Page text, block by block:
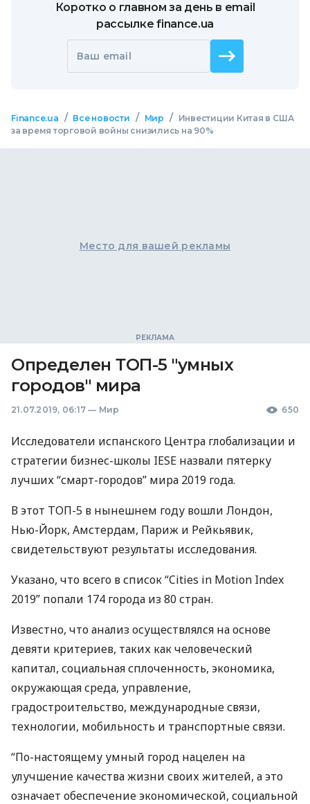
Коротко о главном за день в email
рассылке finance.ua
Ваш email
Finance.ua / Все новости / Мир /
Инвестиции Китая в США
за время торговой войны снизились на 90%
Место для вашей рекламы
Определен ТОП-5 "умных
городов" мира
21.07.2019, 06:17 — Мир 650
Исследователи испанского Центра глобализации и
стратегии бизнес-школы IESE назвали пятерку
лучших “смарт-городов” мира 2019 года.
В этот ТОП-5 в нынешнем году вошли Лондон,
Нью-Йорк, Амстердам, Париж и Рейкьявик,
свидетельствуют результаты исследования.
Указано, что всего в список “Cities in Motion Index
2019” попали 174 города из 80 стран.
Известно, что анализ осуществлялся на основе
девяти критериев, таких как человеческий
капитал, социальная сплоченность, экономика,
окружающая среда, управление,
градостроительство, международные связи,
технологии, мобильность и транспортные связи.
“По-настоящему умный город нацелен на
улучшение качества жизни своих жителей, а это
означает обеспечение экономической, социальной